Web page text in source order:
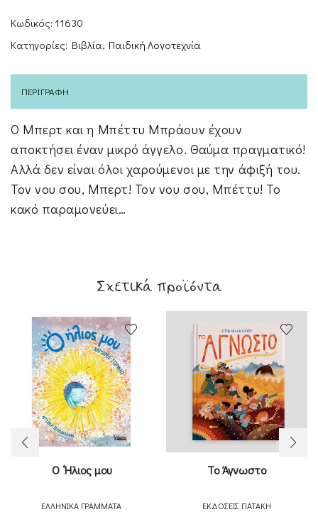
ποσότητα
Κωδικός: 11630
Κατηγορίες: Βιβλία, Παιδική Λογοτεχνία
ΠΕΡΙΓΡΑΦΉ
Ο Μπερτ και η Μπέττυ Μπράουν έχουν
αποκτήσει έναν µικρό άγγελο. Θαύµα πραγµατικό!
Αλλά δεν είναι όλοι χαρούµενοι µε την άφιξή του.
Τον νου σου, Μπερτ! Τον νου σου, Μπέττυ! Το
κακό παραµονεύει…
Σχετικά προϊόντα
Ο ‘Ηλιος μου
ΕΛΛΗΝΙΚΑ ΓΡΑΜΜΑΤΑ
Το Άγνωστο
ΕΚΔΟΣΕΙΣ ΠΑΤΑΚΗ